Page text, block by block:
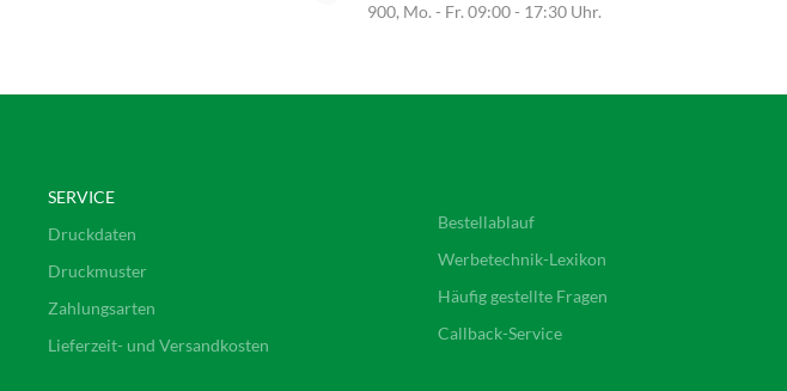
900, Mo. - Fr. 09:00 - 17:30 Uhr.
SERVICE
Druckdaten
Druckmuster
Zahlungsarten
Lieferzeit- und Versandkosten
Bestellablauf
Werbetechnik-Lexikon
Häufig gestellte Fragen
Callback-Service